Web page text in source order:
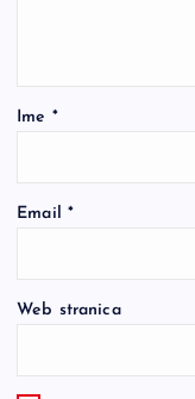
Ime *
Email *
Web stranica